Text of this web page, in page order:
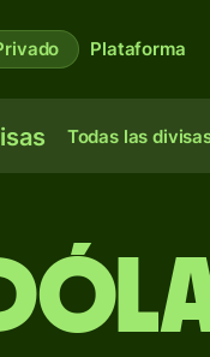
Plataforma
Todas las